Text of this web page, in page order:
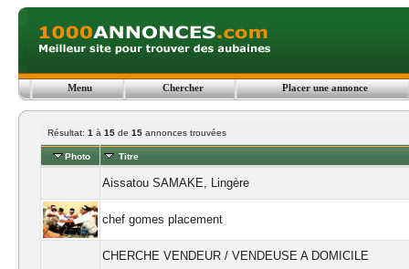
Menu Chercher Placer une annonce
Résultat: 1 à 15 de 15 annonces trouvées
Photo Titre
Aissatou SAMAKE, Lingère
chef gomes placement
CHERCHE VENDEUR / VENDEUSE A DOMICILE